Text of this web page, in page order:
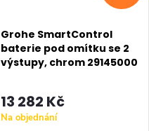
Grohe SmartControl
baterie pod omítku se 2
výstupy, chrom 29145000
13 282 Kč
Na objednání